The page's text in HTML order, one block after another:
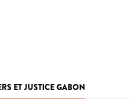
ET JUSTICE GABON